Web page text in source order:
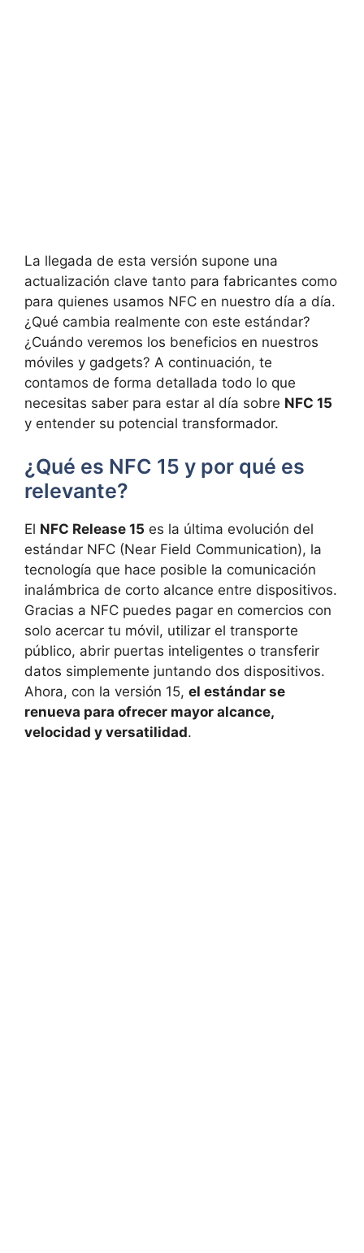
La llegada de esta versión supone una
actualización clave tanto para fabricantes como
para quienes usamos NFC en nuestro día a día.
¿Qué cambia realmente con este estándar?
¿Cuándo veremos los beneficios en nuestros
móviles y gadgets? A continuación, te
contamos de forma detallada todo lo que
necesitas saber para estar al día sobre NFC 15
y entender su potencial transformador.
¿Qué es NFC 15 y por qué es
relevante?
El NFC Release 15 es la última evolución del
estándar NFC (Near Field Communication), la
tecnología que hace posible la comunicación
inalámbrica de corto alcance entre dispositivos.
Gracias a NFC puedes pagar en comercios con
solo acercar tu móvil, utilizar el transporte
público, abrir puertas inteligentes o transferir
datos simplemente juntando dos dispositivos.
Ahora, con la versión 15, el estándar se
renueva para ofrecer mayor alcance,
velocidad y versatilidad.